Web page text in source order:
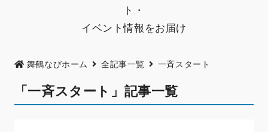
ト・
イベント情報をお届け
舞鶴なびホーム 全記事一覧 一斉スタート
「一斉スタート」記事一覧